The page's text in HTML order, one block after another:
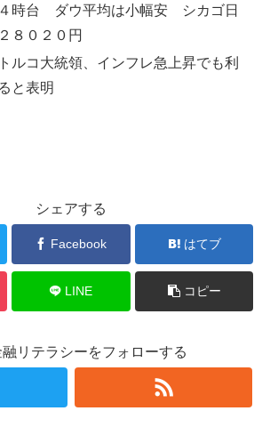
時台 ダウ平均は小幅安 シカゴ日
８０２０円
ルコ大統領、インフレ急上昇でも利
と表明
シェアする
Facebook はてブ
LINE コピー
融リテラシーをフォローする